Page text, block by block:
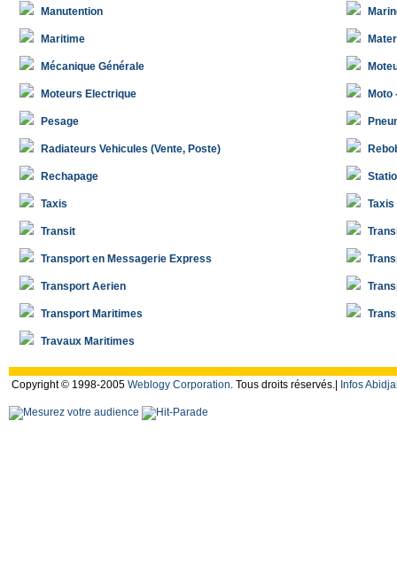
Manutention
Maritime
Mécanique Générale
Moteurs Electrique Moto
Pesage
Radiateurs Vehicules (Vente, Poste)
Rechapage
Taxis
Transit
Transport en Messagerie Express
Transport Aerien
Transport Maritimes
Travaux Maritimes
Copyright © 1998-2005 Weblogy Corporation. Tous droits réservés.| Infos